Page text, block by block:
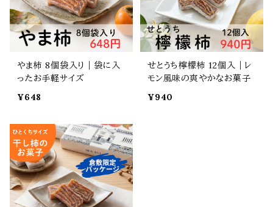
やま柿 8個袋入り｜袋に入
ったお手軽サイズ
¥648
せとうち檸檬柿 12個入｜レ
モン風味の爽やかなお菓子
¥940